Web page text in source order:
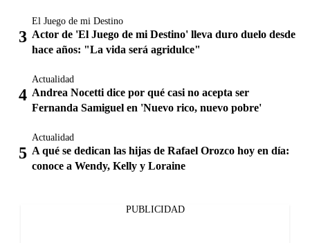
El Juego de mi Destino
Actor de 'El Juego de mi Destino' lleva duro duelo desde
hace años: "La vida será agridulce"
Actualidad
Andrea Nocetti dice por qué casi no acepta ser
Fernanda Samiguel en 'Nuevo rico, nuevo pobre'
Actualidad
A qué se dedican las hijas de Rafael Orozco hoy en día:
conoce a Wendy, Kelly y Loraine
PUBLICIDAD